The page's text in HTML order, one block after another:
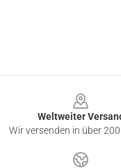
Weltweiter
Wir versenden in über